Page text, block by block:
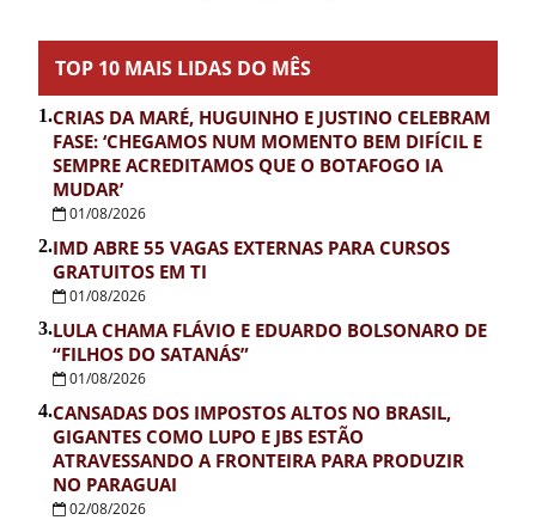
TOP 10 MAIS LIDAS DO MÊS
1.CRIAS DA MARÉ, HUGUINHO E JUSTINO CELEBRAM
FASE: ‘CHEGAMOS NUM MOMENTO BEM DIFÍCIL E
SEMPRE ACREDITAMOS QUE O BOTAFOGO IA
MUDAR’
01/08/2026
2.IMD ABRE 55 VAGAS EXTERNAS PARA CURSOS
GRATUITOS EM TI
01/08/2026
3.LULA CHAMA FLÁVIO E EDUARDO BOLSONARO DE
“FILHOS DO SATANÁS”
01/08/2026
4.CANSADAS DOS IMPOSTOS ALTOS NO BRASIL,
GIGANTES COMO LUPO E JBS ESTÃO
ATRAVESSANDO A FRONTEIRA PARA PRODUZIR
NO PARAGUAI
02/08/2026